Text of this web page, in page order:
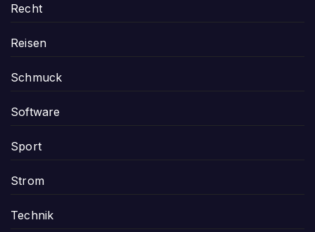
Recht
Reisen
Schmuck
Software
Sport
Strom
Technik